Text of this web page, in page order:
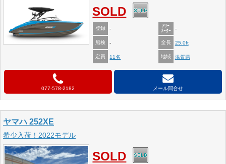
SOLD
登録 -
ｱﾜｰ
ﾒｰﾀｰ
-
船検 - 全長 25.0ft
定員 11名 地域 滋賀県
077-578-2182 メール問合せ
ヤマハ 252XE
希少入荷！2022モデル
SOLD